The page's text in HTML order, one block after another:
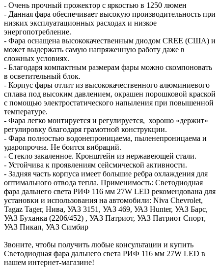
- Очень прочный прожектор с яркостью в 1250 люмен
- Данная фара обеспечивает высокую производительность при
низких эксплуатационных расходах и низкое
энергопотребление.
- Фара оснащена высококачественным диодом CREE (США) и
может выдержать самую напряженную работу даже в
сложных условиях.
- Благодаря компактным размерам фары можно скомпоновать
в осветительный блок.
- Корпус фары отлит из высококачественного алюминиевого
сплава под высоким давлением, окрашен порошковой краской
с помощью электростатического напыления при повышенной
температуре.
- Фара легко монтируется и регулируется, хорошо «держит»
регулировку благодаря грамотной конструкции.
- Фара полностью водонепроницаема, пыленепроницаема и
ударопрочна. Не боится вибраций.
- Стекло закаленное. Кронштейн из нержавеющей стали.
- Устойчива к проявлениям сейсмической активности.
- Задняя часть корпуса имеет большие ребра охлаждения для
оптимального отвода тепла. Применимость: Светодиодная
фара дальнего света РИФ 116 мм 27W LED рекомендована для
установки и использования на автомобили: Niva Chevrolet,
Tagaz Tager, Нива, УАЗ 3151, УАЗ 469, УАЗ Hunter, УАЗ Барс,
УАЗ Буханка (2206/452) , УАЗ Патриот, УАЗ Патриот Спорт,
УАЗ Пикап, УАЗ Симбир
Звоните, чтобы получить любые консультации и купить
Светодиодная фара дальнего света РИФ 116 мм 27W LED в
нашем интернет-магазине!